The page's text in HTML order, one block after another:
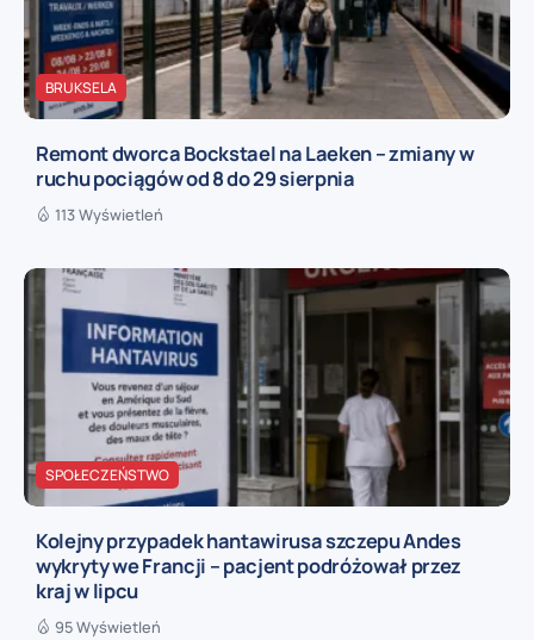
BRUKSELA
Remont dworca Bockstael na Laeken – zmiany w
ruchu pociągów od 8 do 29 sierpnia
113 Wyświetleń
SPOŁECZEŃSTWO
Kolejny przypadek hantawirusa szczepu Andes
wykryty we Francji – pacjent podróżował przez
kraj w lipcu
95 Wyświetleń